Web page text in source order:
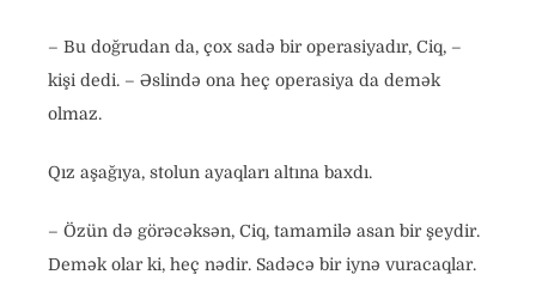
– Bu doğrudan da, çox sadə bir operasiyadır, Ciq, –
kişi dedi. – Əslində ona heç operasiya da demək
olmaz.
Qız aşağıya, stolun ayaqları altına baxdı.
– Özün də görəcəksən, Ciq, tamamilə asan bir şeydir.
Demək olar ki, heç nədir. Sadəcə bir iynə vuracaqlar.